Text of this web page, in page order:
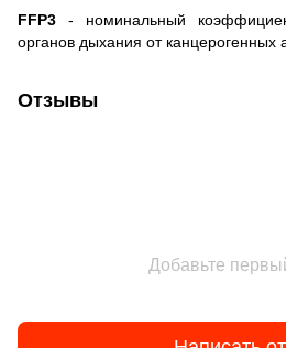
FFP3 - номинальный
органов дыхания от канцерогенных
Отзывы
Добавьте